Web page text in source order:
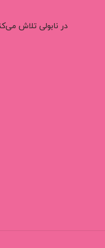
در نابولی تلاش